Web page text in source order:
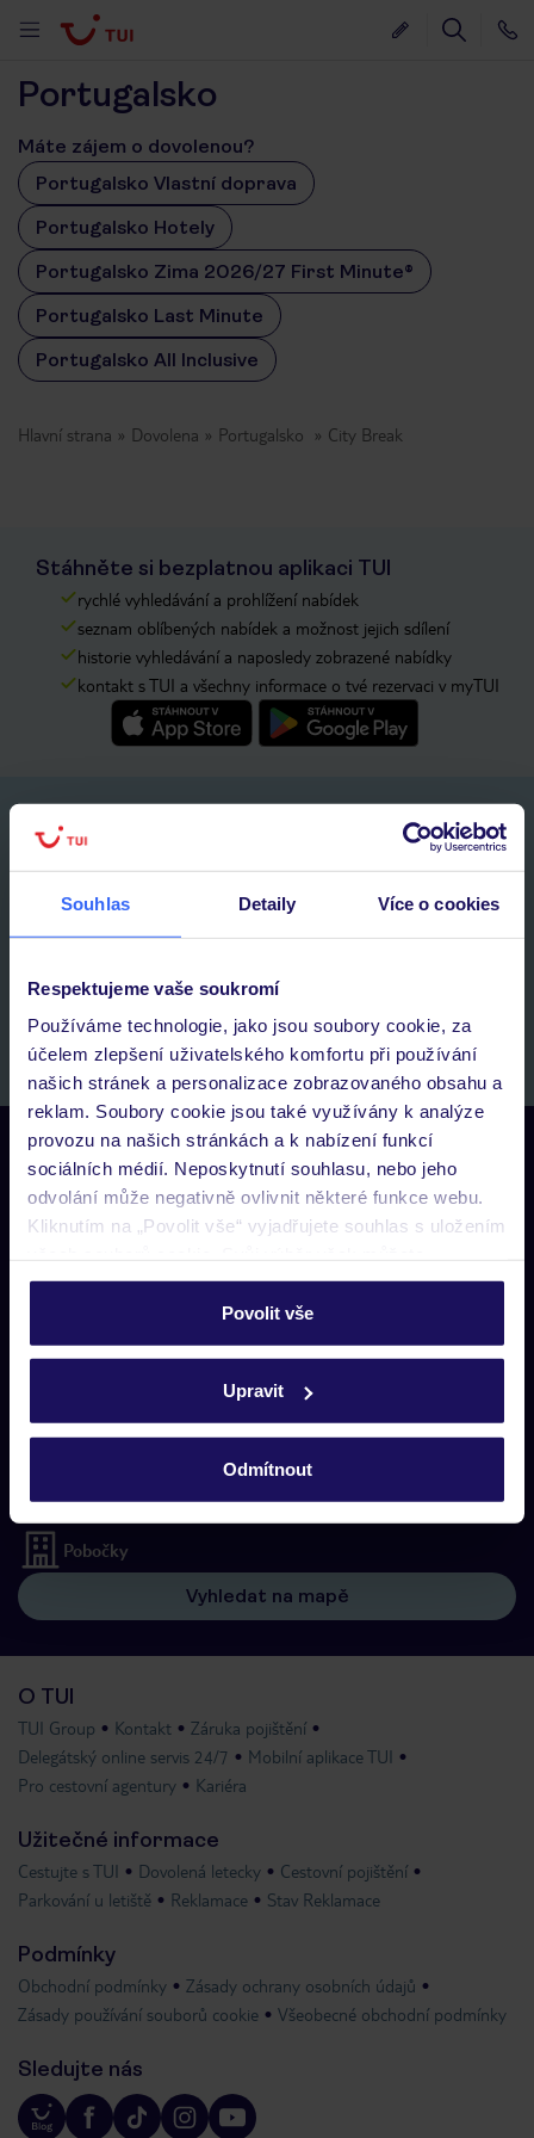
Souhlas Detaily Více o cookies
Respektujeme vaše soukromí
Používáme technologie, jako jsou soubory cookie, za
účelem zlepšení uživatelského komfortu při používání
našich stránek a personalizace zobrazovaného obsahu a
reklam. Soubory cookie jsou také využívány k analýze
provozu na našich stránkách a k nabízení funkcí
sociálních médií. Neposkytnutí souhlasu, nebo jeho
odvolání může negativně ovlivnit některé funkce webu.
Kliknutím na „Povolit vše“ vyjadřujete souhlas s uložením
personalizovat v sekci „Personalizace“.
Podrobné informace o souborech cookie naleznete v
ochrany osobních údajů.
Povolit vše
Upravit
Odmítnout
Portugalsko
Máte zájem o dovolenou?
Portugalsko Vlastní doprava
Portugalsko Hotely
Portugalsko Zima 2026/27 First Minute®
Portugalsko Last Minute
Portugalsko All Inclusive
Hlavní strana Dovolena Portugalsko City Break
Stáhněte si bezplatnou aplikaci TUI
rychlé vyhledávání a prohlížení nabídek
seznam oblíbených nabídek a možnost jejich sdílení
historie vyhledávání a naposledy zobrazené nabídky
kontakt s TUI a všechny informace o tvé rezervaci v myTUI
Nezapomeňte se podívat do vaší e-mailové
schránky a registraci potvrdit!
Přihlásit se k odběru
Kontaktujte nás
Telefonické rezervační centrum
Po-Pá 08:00-21:00, So-Ne 09:00-21:00
277 270 059
Po-Pá 08:00-21:00, So-Ne 10:00-18:00
277 270 059
Zákaznický servis
Po-Pá 08:00-21:00, So-Ne 10:00-18:00
Chat v myTUI
Pobočky
Vyhledat na mapě
O TUI
TUI Group Kontakt
Záruka pojištění
Delegátský online servis 24/7
Mobilní aplikace TUI
Pro cestovní agentury
Kariéra
Užitečné informace
Cestujte s TUI Dovolená letecky
Cestovní pojištění
Parkování u letiště
Reklamace Stav Reklamace
Podmínky
Obchodní podmínky
Zásady ochrany osobních údajů
Zásady používání souborů cookie
Všeobecné obchodní podmínky
Sledujte nás